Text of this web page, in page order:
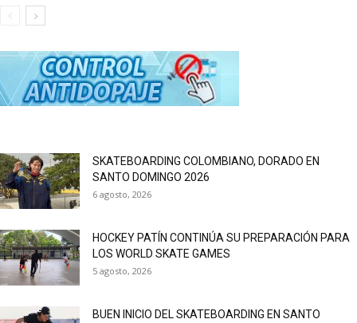
SKATEBOARDING COLOMBIANO, DORADO EN
SANTO DOMINGO 2026
6 agosto, 2026
HOCKEY PATÍN CONTINÚA SU PREPARACIÓN PARA
LOS WORLD SKATE GAMES
5 agosto, 2026
BUEN INICIO DEL SKATEBOARDING EN SANTO